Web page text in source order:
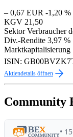
– 0,67 EUR -1,20 %
KGV 21,50
Sektor Verbraucher
Div.-Rendite 3,97 %
Marktkapitalisierung
ISIN:
Aktiendetails öffnen
Community